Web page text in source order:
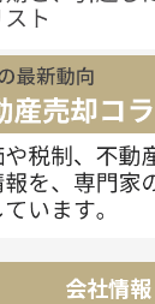
会社情報